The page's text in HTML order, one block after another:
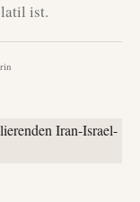
ist.